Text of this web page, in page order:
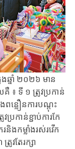
ងឆ្នាំ ២០២៦ មាន
គឺ ៖ ទី ១ ត្រូវប្រកាន់
ពន្លឿនការបណ្តុះ
រកាន់ខ្ជាប់ការកែ
ងកម្លាំងរស់រវើក
វតែរក្សា